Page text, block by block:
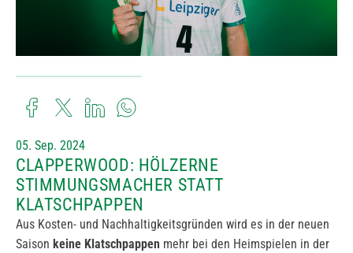
05. Sep. 2024
CLAPPERWOOD: HÖLZERNE
STIMMUNGSMACHER STATT
KLATSCHPAPPEN
Aus Kosten- und Nachhaltigkeitsgründen wird es in der neuen
Saison keine Klatschpappen mehr bei den Heimspielen in der